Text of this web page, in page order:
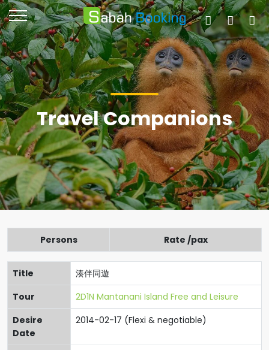
Travel Companions
Persons Rate /pax
Title
湊伴同遊
Tour
2D1N Mantanani Island Free and Leisure
Desire
Date
2014-02-17 (Flexi & negotiable)